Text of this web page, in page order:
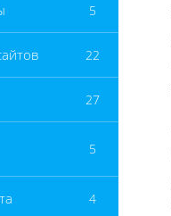
5
22
27
5
4